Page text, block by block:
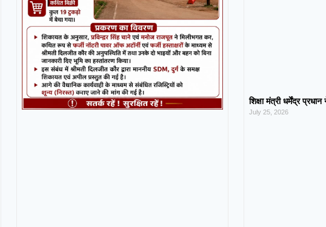
शिक्षा मंत्री धर्मेंद्र
July 25, 2026